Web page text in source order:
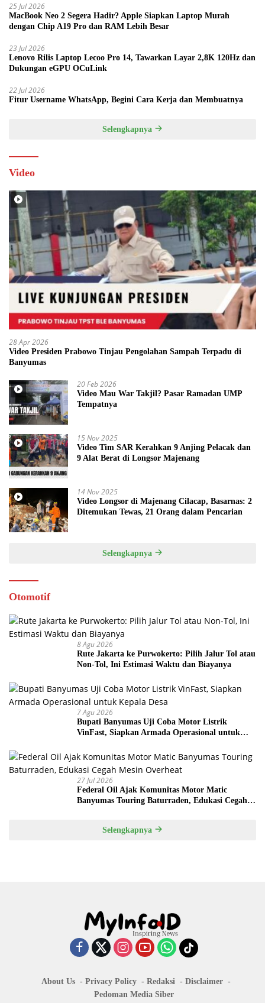
25 Jul 2026
MacBook Neo 2 Segera Hadir? Apple Siapkan Laptop Murah
dengan Chip A19 Pro dan RAM Lebih Besar
23 Jul 2026
Lenovo Rilis Laptop Lecoo Pro 14, Tawarkan Layar 2,8K 120Hz dan
Dukungan eGPU OCuLink
22 Jul 2026
Fitur Username WhatsApp, Begini Cara Kerja dan Membuatnya
Selengkapnya
Video
28 Apr 2026
Video Presiden Prabowo Tinjau Pengolahan Sampah Terpadu di
Banyumas
20 Feb 2026
Video Mau War Takjil? Pasar Ramadan UMP
Tempatnya
15 Nov 2025
Video Tim SAR Kerahkan 9 Anjing Pelacak dan
9 Alat Berat di Longsor Majenang
14 Nov 2025
Video Longsor di Majenang Cilacap, Basarnas: 2
Ditemukan Tewas, 21 Orang dalam Pencarian
Selengkapnya
Otomotif
8 Agu 2026
Rute Jakarta ke Purwokerto: Pilih Jalur Tol atau
Non-Tol, Ini Estimasi Waktu dan Biayanya
7 Agu 2026
Bupati Banyumas Uji Coba Motor Listrik
VinFast, Siapkan Armada Operasional untuk
27 Jul 2026
Federal Oil Ajak Komunitas Motor Matic
Banyumas Touring Baturraden, Edukasi Cegah
Selengkapnya
About Us Privacy Policy Redaksi
Disclaimer
Pedoman Media Siber